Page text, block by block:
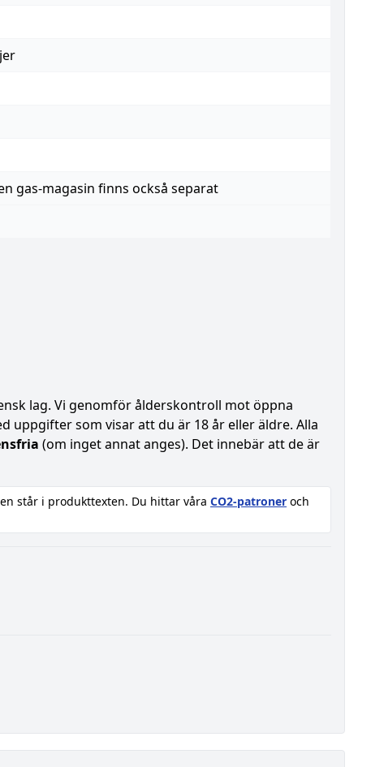
gas-magasin finns också separat
lag. Vi genomför ålderskontroll mot öppna
uppgifter som visar att du är 18 år eller äldre. Alla
(om inget annat anges). Det innebär att de är
står i produkttexten. Du hittar våra CO2-patroner och